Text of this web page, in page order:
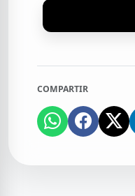
COMPARTIR